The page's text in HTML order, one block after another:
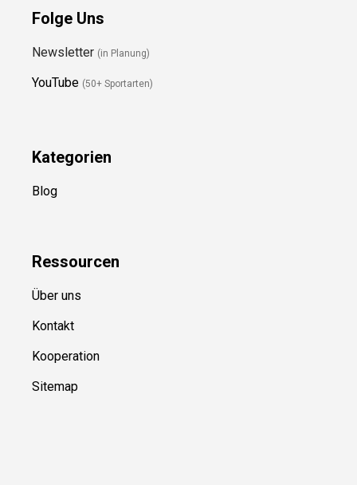
Folge Uns
Newsletter (in Planung)
YouTube (50+ Sportarten)
Kategorien
Blog
Ressourcen
Über uns
Kontakt
Kooperation
Sitemap